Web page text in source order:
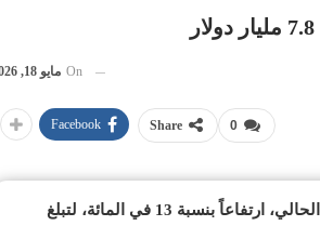
On مايو 18, 2026
0
Share
Facebook
سجلت الإيرادات العامة في سلطنة عمان حتى نهاية الربع الأول من العام الحالي، ارتفاعاً بنسبة 13 في المائة، لتبلغ